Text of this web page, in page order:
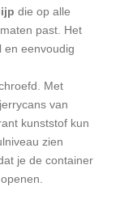
die op alle
past. Het
en eenvoudig
Met
van
kunststof kun
zien
je de container